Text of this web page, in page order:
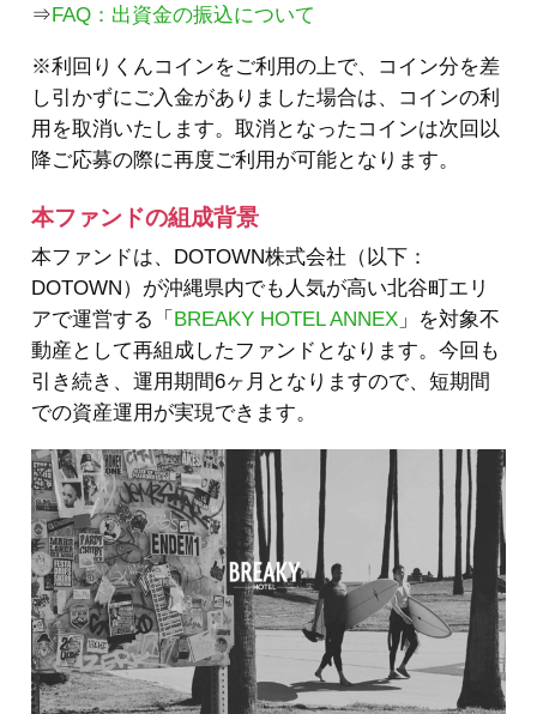
⇒ FAQ：出資金の振込について
※利回りくんコインをご利用の上で、コイン分を差
し引かずにご入金がありました場合は、コインの利
用を取消いたします。取消となったコインは次回以
降ご応募の際に再度ご利用が可能となります。
本ファンドの組成背景
本ファンドは、DOTOWN株式会社（以下：
DOTOWN）が沖縄県内でも人気が高い北谷町エリ
アで運営する「 BREAKY HOTEL ANNEX 」を対象不
動産として再組成したファンドとなります。今回も
引き続き、運用期間6ヶ月となりますので、短期間
での資産運用が実現できます。